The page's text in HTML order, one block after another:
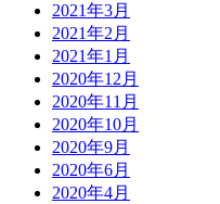
2021年3月
2021年2月
2021年1月
2020年12月
2020年11月
2020年10月
2020年9月
2020年6月
2020年4月